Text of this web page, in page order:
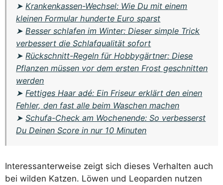
➤ Krankenkassen-Wechsel: Wie Du mit einem
kleinen Formular hunderte Euro sparst
➤ Besser schlafen im Winter: Dieser simple Trick
verbessert die Schlafqualität sofort
➤ Rückschnitt-Regeln für Hobbygärtner: Diese
Pflanzen müssen vor dem ersten Frost geschnitten
werden
➤ Fettiges Haar adé: Ein Friseur erklärt den einen
Fehler, den fast alle beim Waschen machen
➤Schufa-Check am Wochenende: So verbesserst
Du Deinen Score in nur 10 Minuten
Interessanterweise zeigt sich dieses Verhalten auch
bei wilden Katzen. Löwen und Leoparden nutzen